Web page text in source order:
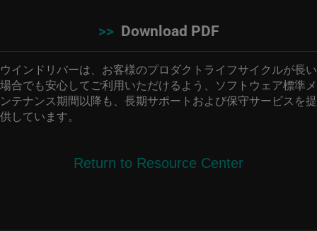
>> Download PDF
ウインドリバーは、お客様のプロダクトライフサイクルが長い
場合でも安心してご利用いただけるよう、ソフトウェア標準メ
ンテナンス期間以降も、長期サポートおよび保守サービスを提
供しています。
Return to Resource Center